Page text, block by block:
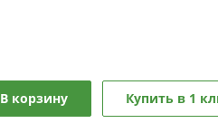
В корзину Купить в 1